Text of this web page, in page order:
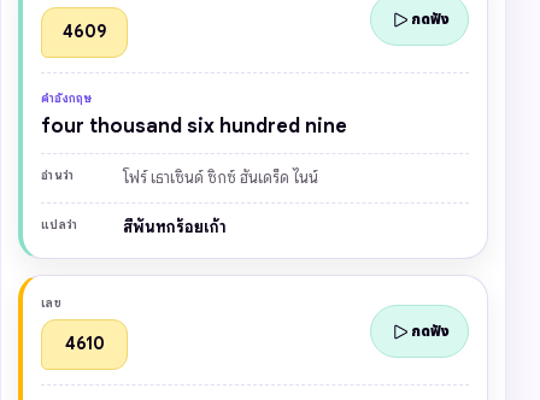
4609
คำอังกฤษ
four thousand six hundred nine
อ่านว่า โฟร์ เธาเซินด์ ซิกซ์ ฮันเดร็ด ไนน์
แปลว่า สี่พันหกร้อยเก้า
กดฟัง
เลข
4610
กดฟัง